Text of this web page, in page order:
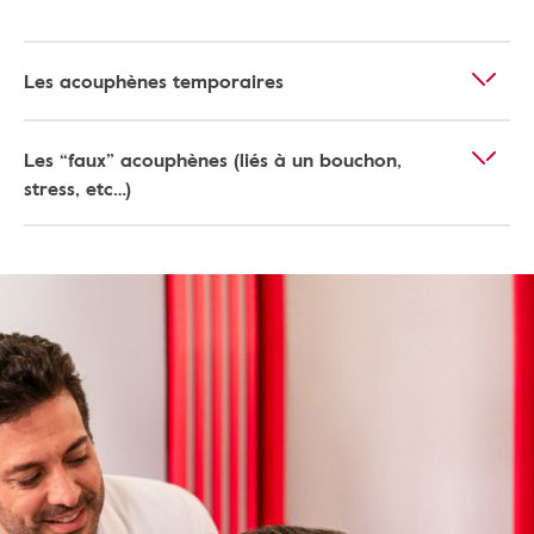
Les acouphènes temporaires
Les “faux” acouphènes (liés à un bouchon,
stress, etc…)